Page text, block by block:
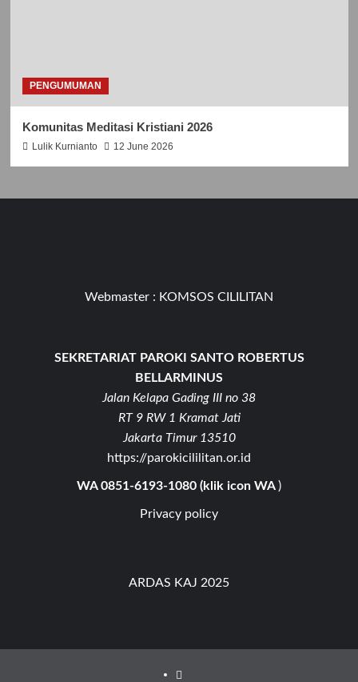
PENGUMUMAN
Komunitas Meditasi Kristiani 2026
Lulik Kurnianto 12 June 2026
Webmaster : KOMSOS CILILITAN
SEKRETARIAT PAROKI SANTO ROBERTUS
BELLARMINUS
Jalan Kelapa Gading III no 38
RT 9 RW 1 Kramat Jati
Jakarta Timur 13510
https://parokicililitan.or.id
WA 0851-6193-1080 (klik icon WA )
Privacy policy
ARDAS KAJ 2025
Youtube